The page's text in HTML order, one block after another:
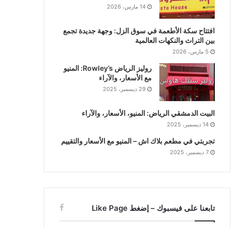
14 مارس، 2026
افتتاح سكة الأطعمة في سوق الزل: وجهة جديدة تجمع
بين التراث والنكهات العالمية
5 مارس، 2026
روليز الرياض Rowley’s: المنيو
مع الأسعار، والآراء
29 ديسمبر، 2025
البيت الدمشقي الرياض: المنيو، الأسعار، والآراء
14 ديسمبر، 2025
تجربتي في مطعم بلاك اش – المنيو مع الأسعار والتقييم
7 ديسمبر، 2025
تابعنا على فيسبوك – إضغط Like Page